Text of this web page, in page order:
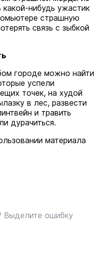
нибудь ужастик
страшную
связь с зыбкой
городе можно найти
успели
точек, на худой
в лес, развести
и травить
дурачиться.
материала
Выделите ошибку